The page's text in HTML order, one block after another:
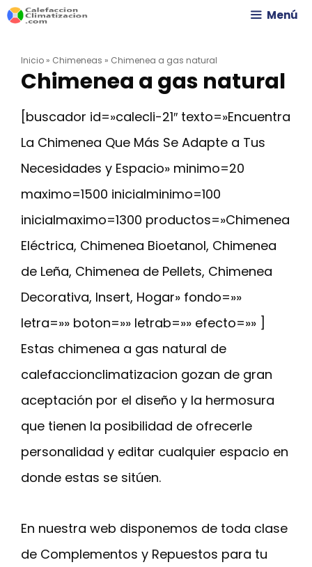
Saltar
contenido
Menú
Inicio » Chimeneas » Chimenea a gas natural
Chimenea a gas natural
[buscador id=»calecli-21″ texto=»Encuentra
La Chimenea Que Más Se Adapte a Tus
Necesidades y Espacio» minimo=20
maximo=1500 inicialminimo=100
inicialmaximo=1300 productos=»Chimenea
Eléctrica, Chimenea Bioetanol, Chimenea
de Leña, Chimenea de Pellets, Chimenea
Decorativa, Insert, Hogar» fondo=»»
letra=»» boton=»» letrab=»» efecto=»» ]
Estas chimenea a gas natural de
calefaccionclimatizacion gozan de gran
aceptación por el diseño y la hermosura
que tienen la posibilidad de ofrecerle
personalidad y editar cualquier espacio en
donde estas se sitúen.
En nuestra web disponemos de toda clase
de Complementos y Repuestos para tu